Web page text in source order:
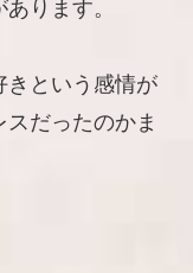
ります。
きという感情が
だったのかま